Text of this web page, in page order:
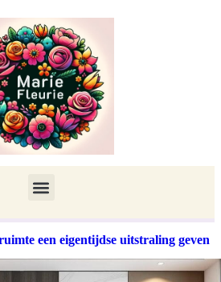
een eigentijdse uitstraling geven